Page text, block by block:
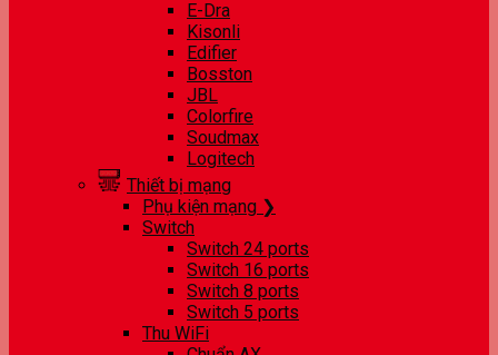
E-Dra
Kisonli
Edifier
Bosston
JBL
Colorfire
Soudmax
Logitech
Thiết bị mạng
Phụ kiện mạng ❯
Switch
Switch 24 ports
Switch 16 ports
Switch 8 ports
Switch 5 ports
Thu WiFi